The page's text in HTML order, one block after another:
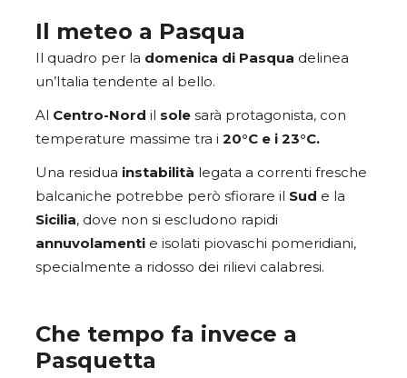
Il meteo a Pasqua
Il quadro per la domenica di Pasqua delinea
un’Italia tendente al bello.
Al Centro-Nord il sole sarà protagonista, con
temperature massime tra i 20°C e i 23°C.
Una residua instabilità legata a correnti fresche
balcaniche potrebbe però sfiorare il Sud e la
Sicilia, dove non si escludono rapidi
annuvolamenti e isolati piovaschi pomeridiani,
specialmente a ridosso dei rilievi calabresi.
Che tempo fa invece a
Pasquetta